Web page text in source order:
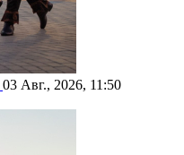
03 Авг., 2026, 11:50